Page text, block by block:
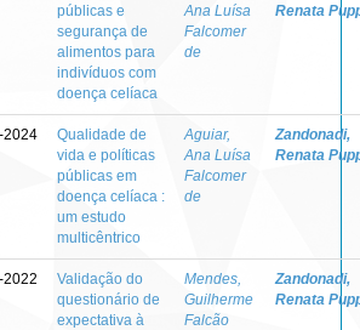
públicas e
segurança de
alimentos para
indivíduos com
doença celíaca
Ana Luísa
Falcomer
de
Renata
2024
Qualidade de
vida e políticas
públicas em
doença celíaca :
um estudo
multicêntrico
Aguiar,
Ana Luísa
Falcomer
de
Zandonadi,
Renata
2022
Validação do
questionário de
expectativa à
Mendes,
Guilherme
Falcão
Zandonadi,
Renata